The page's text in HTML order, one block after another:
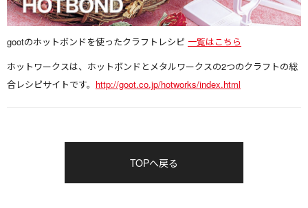
gootのホットボンドを使ったクラフトレシピ 一覧はこちら
ホットワークスは、ホットボンドとメタルワークスの2つのクラフトの総
合レシピサイトです。 http://goot.co.jp/hotworks/index.html
TOPへ戻る